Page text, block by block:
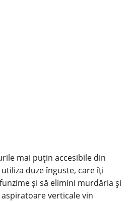
mai puțin accesibile din
duze înguste, care îți
și să elimini murdăria și
verticale vin